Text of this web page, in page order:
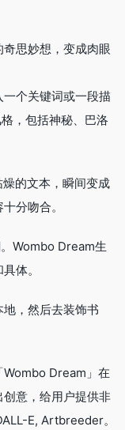
思妙想，变成肉眼
个关键词或一段描
，包括神秘、巴洛
的文本，瞬间变成
分吻合。
Wombo Dream生
体。
，然后去装饰书
Wombo Dream」在
意，给用户提供非
E, Artbreeder。